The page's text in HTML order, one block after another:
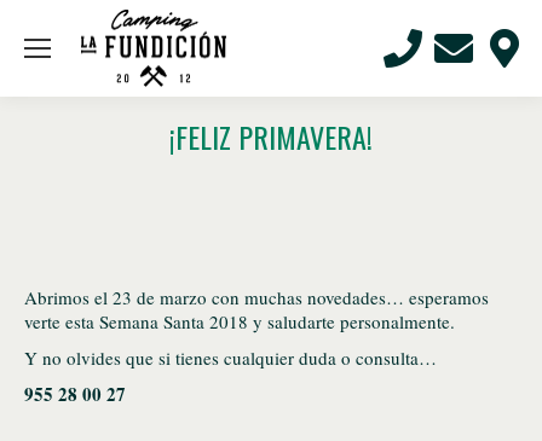
¡FELIZ PRIMAVERA!
Abrimos el 23 de marzo con muchas novedades… esperamos
verte esta Semana Santa 2018 y saludarte personalmente.
Y no olvides que si tienes cualquier duda o consulta…
955 28 00 27